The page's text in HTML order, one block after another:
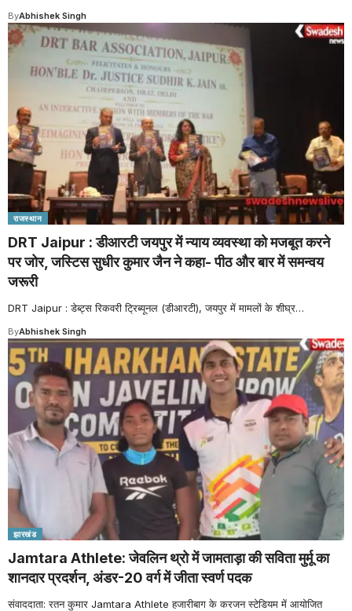
ByAbhishek Singh
राजस्थान
DRT Jaipur : डीआरटी जयपुर में न्याय व्यवस्था को मजबूत करने
पर जोर, जस्टिस सुधीर कुमार जैन ने कहा- पीठ और बार में समन्वय
जरूरी
DRT Jaipur : डेब्ट्स रिकवरी ट्रिब्यूनल (डीआरटी), जयपुर में मामलों के शीघ्र…
ByAbhishek Singh
झारखंड
Jamtara Athlete: जेवलिन थ्रो में जामताड़ा की सविता मुर्मू का
शानदार प्रदर्शन, अंडर-20 वर्ग में जीता स्वर्ण पदक
संवाददाता: रतन कुमार Jamtara Athlete हजारीबाग के करजन स्टेडियम में आयोजित